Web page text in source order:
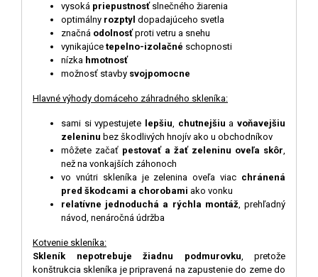
vysoká priepustnosť slnečného žiarenia
optimálny rozptyl dopadajúceho svetla
značná odolnosťproti vetru a snehu
vynikajúce tepelno-izolačné schopnosti
nízka hmotnosť
možnosť stavby svojpomocne
Hlavné výhody domáceho záhradného skleníka:
sami si vypestujete lepšiu, chutnejšiuavoňavejšiu
zeleninu bez škodlivých hnojív ako u obchodníkov
môžete začať pestovať a žať zeleninu oveľa skôr,
než na vonkajších záhonoch
vo vnútri skleníka je zelenina oveľa viac chránená
pred škodcami a chorobami ako vonku
relatívne jednoduchá a rýchla montáž, prehľadný
návod, nenáročná údržba
Kotvenie skleníka:
Skleník nepotrebuje žiadnu podmurovku, pretože
konštrukcia skleníka je pripravená na zapustenie do zeme do